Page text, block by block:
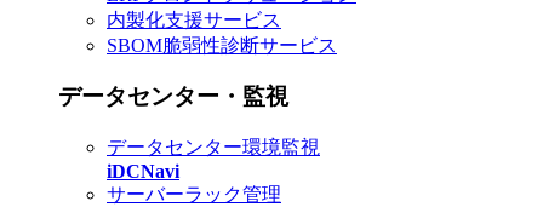
内製化支援サービス
SBOM脆弱性診断サービス
データセンター・監視
データセンター環境監視
iDCNavi
サーバーラック管理